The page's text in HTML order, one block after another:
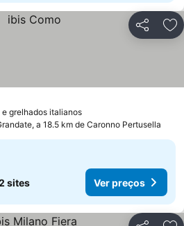
Partilhar
grelhados italianosVer preços
a 18.5 km de Caronno Pertusella
sites Ver preços